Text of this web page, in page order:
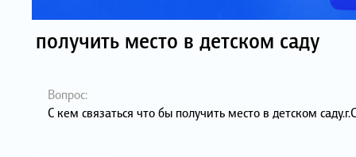
получить место в детском саду
Вопрос:
С кем связаться что бы получить место в детском